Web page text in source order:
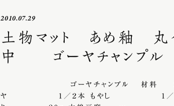
2010.07.29
土物マット あめ釉 丸
中 ゴーヤチャンプル
ゴーヤチャンプル 材料 ２人
ヤ 1／２本 もやし 1／２パッ